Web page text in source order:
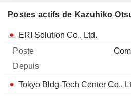
Postes actifs de Kazuhiko
Sociétés Poste Début
ERI Solution Co., Ltd.
Tokyo Bldg-Tech Center Co.,